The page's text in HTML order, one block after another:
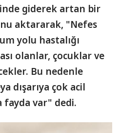
giderek artan bir
aktararak, "Nefes
yolu hastalığı
olanlar, çocuklar ve
Bu nedenle
dışarıya çok acil
fayda var" dedi.